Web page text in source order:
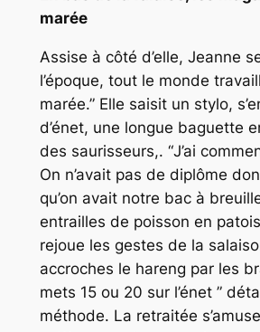
marée
Assise à côté d’elle, Jeanne
l’époque, tout le monde
marée.” Elle saisit un stylo,
d’énet, une longue baguette
des saurisseurs,. “J’ai
On n’avait pas de diplôme
qu’on avait notre bac à
entrailles de poisson en
rejoue les gestes de la
accroches le hareng par les
mets 15 ou 20 sur l’énet ”
méthode. La retraitée